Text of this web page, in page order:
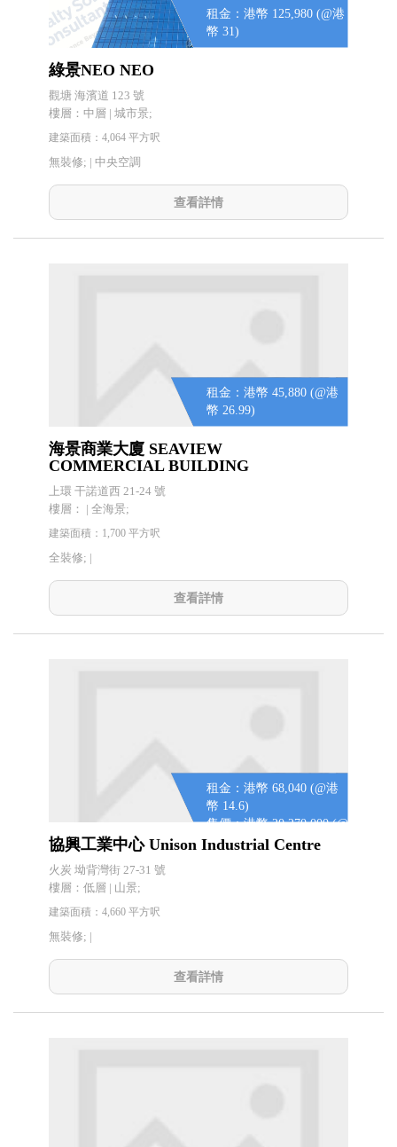
租金：港幣 125,980 (@港
幣 31)
綠景NEO NEO
觀塘 海濱道 123 號
樓層：中層 | 城市景;
建築面積：4,064 平方呎
無裝修; | 中央空調
查看詳情
租金：港幣 45,880 (@港
幣 26.99)
海景商業大廈 SEAVIEW
COMMERCIAL BUILDING
上環 干諾道西 21-24 號
樓層： | 全海景;
建築面積：1,700 平方呎
全裝修; |
查看詳情
租金：港幣 68,040 (@港
幣 14.6)
售價：港幣 20,270,000 (@
港幣 4,350)
協興工業中心 Unison Industrial Centre
火炭 坳背灣街 27-31 號
樓層：低層 | 山景;
建築面積：4,660 平方呎
無裝修; |
查看詳情